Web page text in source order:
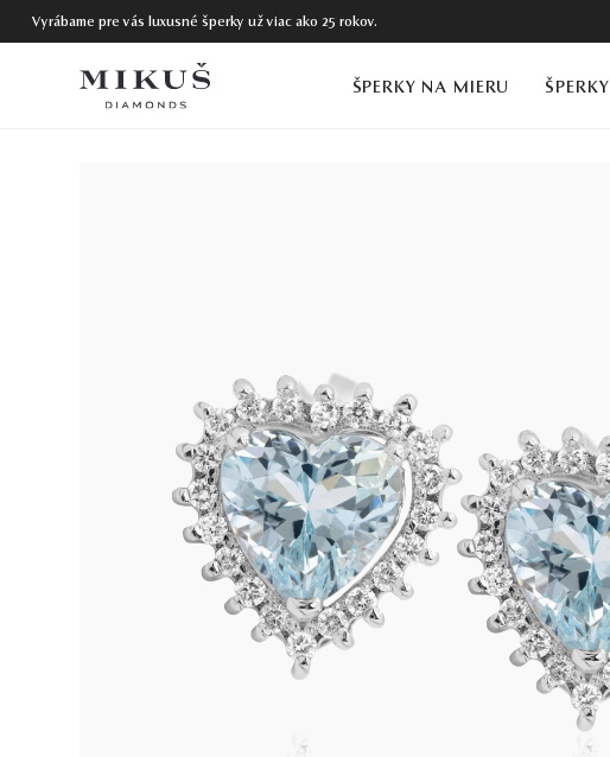
Vyrábame pre vás luxusné šperky už viac ako 25 rokov.
ŠPERKY NA MIERU ŠPERKY